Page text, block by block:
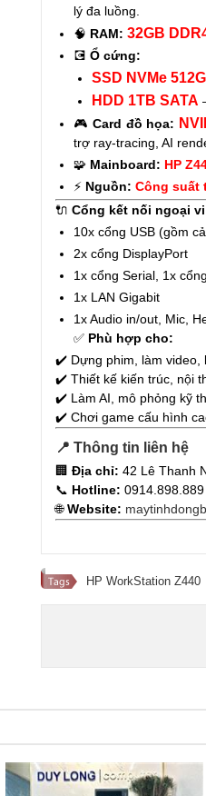
lý đa luồng.
🧠 RAM: 32GB
💽 Ổ cứng:
SSD NVMe
HDD 1TB SATA
🎮 Card đồ họa:
trợ ray-tracing, AI
🧩 Mainboard: HP
⚡ Nguồn: Công suất
🔌 Cổng kết nối ngoại
10x cổng USB (gồm
2x cổng DisplayPort
1x cổng Serial, 1x
1x LAN Gigabit
1x Audio in/out, Mic,
✅ Phù hợp cho:
✔️ Dựng phim, làm video,
✔️ Thiết kế kiến trúc, nội
✔️ Làm AI, mô phỏng kỹ
✔️ Chơi game cấu hình
📍 Thông tin liên hệ
🏢 Địa chỉ: 42 Lê Thanh
📞 Hotline:
🌐Website:
HP WorkStation Z440